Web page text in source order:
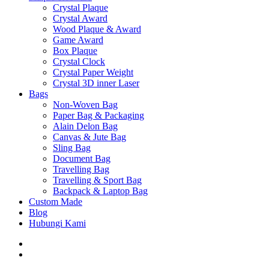
Crystal Plaque
Crystal Award
Wood Plaque & Award
Game Award
Box Plaque
Crystal Clock
Crystal Paper Weight
Crystal 3D inner Laser
Bags
Non-Woven Bag
Paper Bag & Packaging
Alain Delon Bag
Canvas & Jute Bag
Sling Bag
Document Bag
Travelling Bag
Travelling & Sport Bag
Backpack & Laptop Bag
Custom Made
Blog
Hubungi Kami